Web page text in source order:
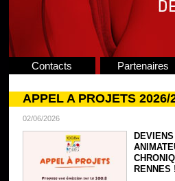
Contacts Partenaires
APPEL A PROJETS 2026/
02/06/2026
DEVIENS
RENNES !